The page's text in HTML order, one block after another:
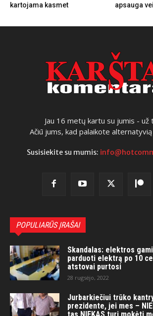
kartojama kasmet
apsauga
Jau 16 metų kartu su jumis - už
Ačiū jums, kad palaikote alternatyvią
Susisiekite su mumis:
POPULIARŪS ĮRAŠAI
Skandalas: elektros
parduoti elektrą po 10
atstovai purtosi
28 rugsėjo, 2022
Jurbarkiečiui trūko
prezidente, jei mes –